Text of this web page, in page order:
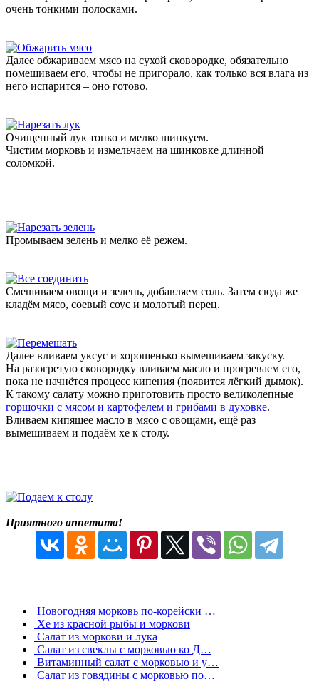
очень тонкими полосками.
Далее обжариваем мясо на сухой сковородке, обязательно
помешиваем его, чтобы не пригорало, как только вся влага из
него испарится – оно готово.
Очищенный лук тонко и мелко шинкуем.
Чистим морковь и измельчаем на шинковке длинной
соломкой.
Промываем зелень и мелко её режем.
Смешиваем овощи и зелень, добавляем соль. Затем сюда же
кладём мясо, соевый соус и молотый перец.
Далее вливаем уксус и хорошенько вымешиваем закуску.
На разогретую сковородку вливаем масло и прогреваем его,
пока не начнётся процесс кипения (появится лёгкий дымок).
К такому салату можно приготовить просто великолепные
горшочки с мясом и картофелем и грибами в духовке.
Вливаем кипящее масло в мясо с овощами, ещё раз
вымешиваем и подаём хе к столу.
Приятного аппетита!
Новогодняя морковь по-корейски …
Хе из красной рыбы и моркови
Салат из моркови и лука
Салат из свеклы с морковью ко Д…
Витаминный салат с морковью и у…
Салат из говядины с морковью по…